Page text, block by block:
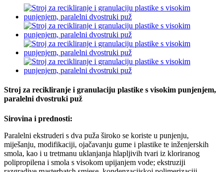
Stroj za recikliranje i granulaciju plastike s visokim punjenjem,
paralelni dvostruki puž
Sirovina i prednosti:
Paralelni ekstruderi s dva puža široko se koriste u punjenju,
miješanju, modifikaciji, ojačavanju gume i plastike te inženjerskih
smola, kao i u tretmanu uklanjanja hlapljivih tvari iz kloriranog
polipropilena i smola s visokom upijanjem vode; ekstruziji